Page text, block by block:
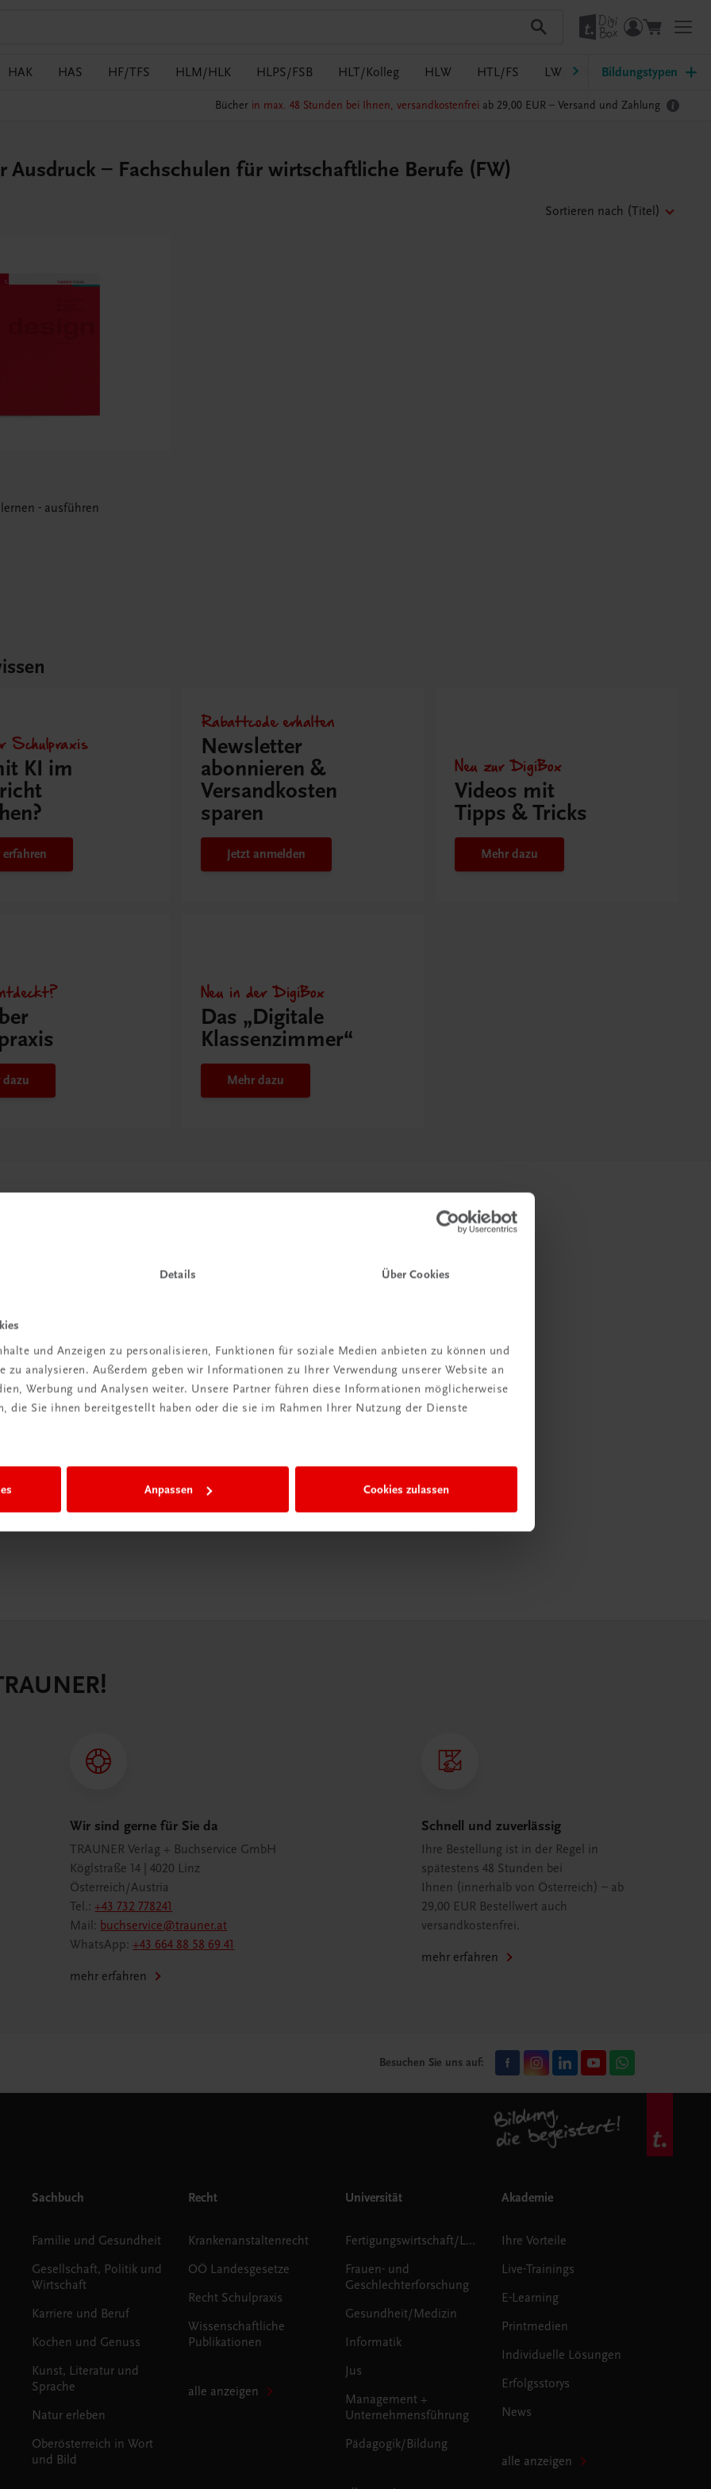
Details Über Cookies
und Anzeigen zu personalisieren, Funktionen für soziale Medien anbieten zu können und
zu analysieren. Außerdem geben wir Informationen zu Ihrer Verwendung unserer Website an
Werbung und Analysen weiter. Unsere Partner führen diese Informationen möglicherweise
die Sie ihnen bereitgestellt haben oder die sie im Rahmen Ihrer Nutzung der Dienste
Anpassen Cookies zulassen
HAK HAS HF/TFS HLM/HLK HLPS/FSB HLT/Kolleg HLW HTL/FS LW/LWBF MS/ASO
Bildungstypen
Bücher in max. 48 Stunden bei Ihnen, versandkostenfrei ab 29,00 EUR – Versand und Zahlung
– Fachschulen für wirtschaftliche Berufe (FW)
Sortieren nach (Titel)
- ausführen
Schulpraxis
KI im
erfahren
Rabattcode erhalten
Newsletter
abonnieren &
Versandkosten
sparen
Jetzt anmelden
Neu zur DigiBox
Videos mit
Tipps & Tricks
Mehr dazu
dazu
Neu in der DigiBox
Das „Digitale
Klassenzimmer“
Mehr dazu
der
eine
Wir sind gerne für Sie da
TRAUNER Verlag + Buchservice GmbH
Köglstraße 14 | 4020 Linz
Österreich/Austria
Tel.:+43 732 778241
Mail: buchservice@trauner.at
WhatsApp:+43 664 88 58 69 41
mehr erfahren
Schnell und zuverlässig
Ihre Bestellung ist in der Regel in
spätestens 48 Stunden bei
Ihnen (innerhalb von Österreich) – ab
29,00 EUR Bestellwert auch
versandkostenfrei.
mehr erfahren
Besuchen Sie uns auf:
Sachbuch
Familie und Gesundheit
Gesellschaft, Politik und
Wirtschaft
Karriere und Beruf
Kochen und Genuss
Kunst, Literatur und
Sprache
Natur erleben
Oberösterreich in Wort
und Bild
Recht
Krankenanstaltenrecht
OÖ Landesgesetze
Recht Schulpraxis
Wissenschaftliche
Publikationen
alle anzeigen
Universität
Fertigungswirtschaft/Logistik
Frauen- und
Geschlechterforschung
Gesundheit/Medizin
Informatik
Jus
Management +
Unternehmensführung
Pädagogik/Bildung
Akademie
Ihre Vorteile
Live-Trainings
E-Learning
Printmedien
Individuelle Lösungen
Erfolgsstorys
News
alle anzeigen